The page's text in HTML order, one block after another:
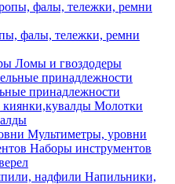
фалы, тележки, ремни
Ломы и гвоздодеры
принадлежности
Молотки
Мультиметры, уровни
Наборы инструментов
Напильники,